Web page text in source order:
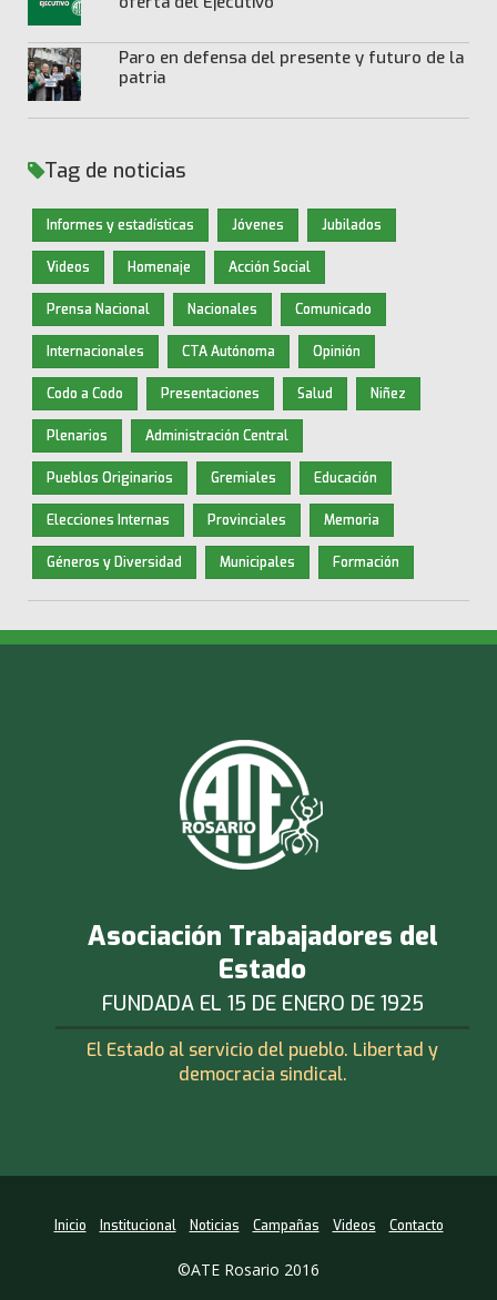
Paro en defensa del presente y futuro de la
patria
Tag de noticias
Informes y estadísticas Jóvenes Jubilados
Videos Homenaje Acción Social
Prensa Nacional Nacionales Comunicado
Internacionales CTA Autónoma Opinión
Codo a Codo Presentaciones Salud Niñez
Plenarios Administración Central
Pueblos Originarios Gremiales Educación
Elecciones Internas Provinciales Memoria
Géneros y Diversidad Municipales Formación
Asociación Trabajadores del
Estado
FUNDADA EL 15 DE ENERO DE 1925
El Estado al servicio del pueblo. Libertad y
democracia sindical.
Inicio Institucional Noticias Campañas Videos Contacto
©ATE Rosario 2016